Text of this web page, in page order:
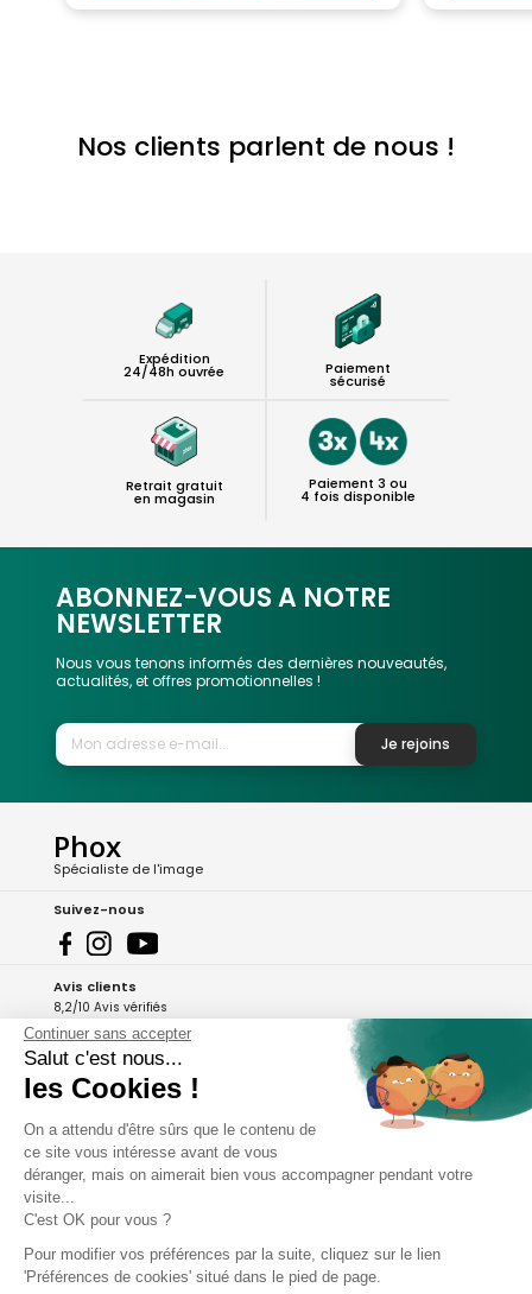
Nos clients parlent de nous !
Expédition
24/48h ouvrée Paiement
sécurisé
Retrait gratuit
en magasin
Paiement 3 ou
4 fois disponible
ABONNEZ-VOUS A NOTRE
NEWSLETTER
Nous vous tenons informés des dernières nouveautés,
actualités, et offres promotionnelles !
Je rejoins
Phox
Spécialiste de l'image
Suivez-nous
Avis clients
8,2/10 Avis vérifiés
L'Appli Phox
A propos de Phox
Services et garanties
Continuer sans accepter
Salut c'est nous...
les Cookies !
On a attendu d'être sûrs que le contenu de
ce site vous intéresse avant de vous
déranger, mais on aimerait bien vous accompagner pendant votre
visite...
C'est OK pour vous ?
Pour modifier vos préférences par la suite, cliquez sur le lien
'Préférences de cookies' situé dans le pied de page.